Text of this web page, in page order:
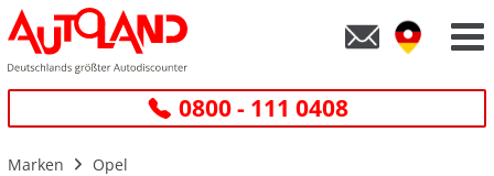
0800 - 111 0408
Marken Opel